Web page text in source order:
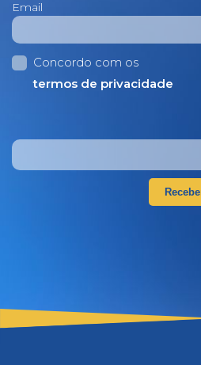
Email
Concordo com os
termos de privacidade